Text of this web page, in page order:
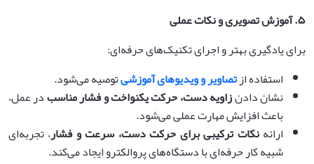
۵.آموزش تصویری و نکات عملی
برای یادگیری بهتر و اجرای تکنیک‌های حرفه‌ای:
استفاده ازتصاویر و ویدیوهای آموزشیتوصیه می‌شود.
نشان دادنزاویه دست، حرکت یکنواخت و فشار مناسبدر عمل،
باعث افزایش مهارت عملی می‌شود.
ارائهنکات ترکیبی برای حرکت دست، سرعت و فشار، تجربه‌ای
شبیه کار حرفه‌ای با دستگاه‌های پروالکترو ایجاد می‌کند.